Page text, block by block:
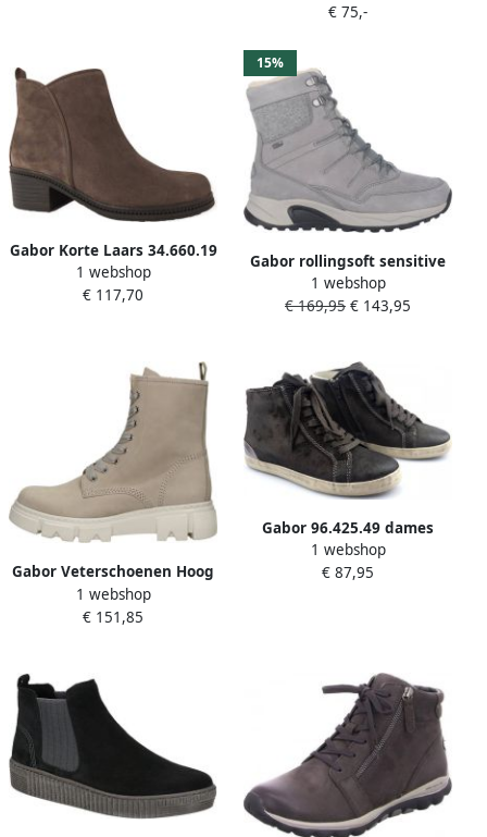
€ 75,-
Gabor Korte Laars 34.660.19
Wallaby Grijs Suède
1 webshop
€ 117,70
15%
Gabor rollingsoft sensitive
76.807.39 dames laars grijs
waterdicht
1 webshop
€ 169,95 € 143,95
Gabor Veterschoenen Hoog
Licht Grijs
1 webshop
€ 151,85
Gabor 96.425.49 dames
sneaker donkergrijs
1 webshop
€ 87,95